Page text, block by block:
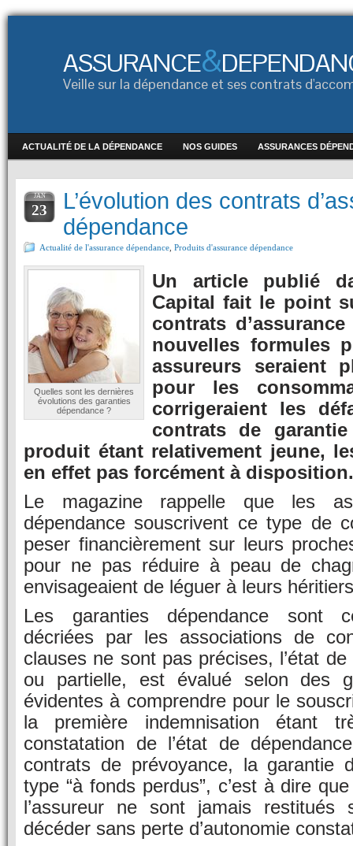
ASSURANCE&
Veille sur la dépendance et ses contrats
ACTUALITÉ DE LA DÉPENDANCE NOS GUIDES ASSURANCES
JAN
23
L’évolution des contrats
dépendance
Actualité de l'assurance dépendance Produits d'assurance dépendance
Quelles sont les dernières
évolutions des garanties
dépendance ?
Un article publié
Capital fait le point
contrats
nouvelles formules
assureurs seraient
pour les
corrigeraient les
contrats de
produit étant relativement jeune,
en effet pas forcément à disposition.
Le magazine rappelle que les
dépendance souscrivent ce type de
peser financièrement sur leurs
pour ne pas réduire à peau de
envisageaient de léguer à leurs
Les garanties dépendance sont
décriées par les associations de
clauses ne sont pas précises, l’état
ou partielle, est évalué selon des
évidentes à comprendre pour le
la première indemnisation étant
constatation de l’état de
contrats de prévoyance, la garantie
type “à fonds perdus”, c’est à dire
l’assureur ne sont jamais restitués
décéder sans perte d’autonomie